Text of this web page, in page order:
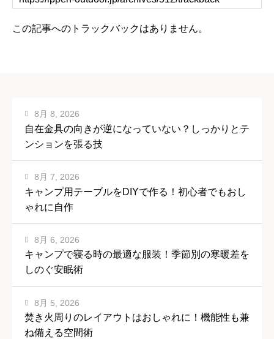
この記事へのトラックバックはありません。
自在金具の向きが逆になっていない？しっかりとテ
ンションを張る技
8月 8, 2026
キャンプ用テーブルをDIYで作る！初心者でもおし
ゃれに自作
8月 7, 2026
キャンプで寝る時の最適な服装！季節別の寒暖差を
しのぐ安眠術
8月 6, 2026
焚き火周りのレイアウトはおしゃれに！機能性も兼
ね備える空間術
8月 5, 2026